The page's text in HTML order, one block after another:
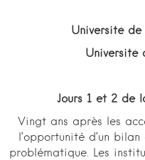
Université
Université
Jours 1 et 2 de
Vingt ans après les
l’opportunité d’un
problématique. Les